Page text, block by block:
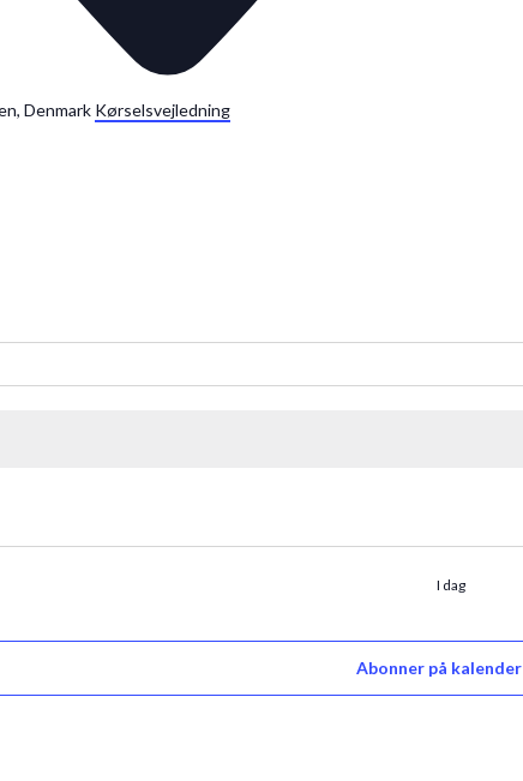
Denmark Kørselsvejledning
I dag
Abonner på kalender